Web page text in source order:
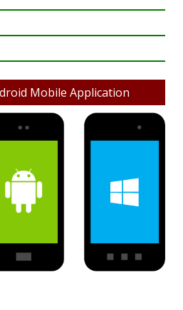
Mobile Application